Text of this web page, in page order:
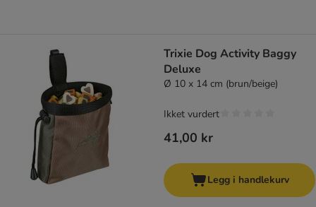
Trixie Dog Activity Baggy
Deluxe
Ø 10 x 14 cm (brun/beige)
41,00 kr
Ikket vurdert
Legg i handlekurv